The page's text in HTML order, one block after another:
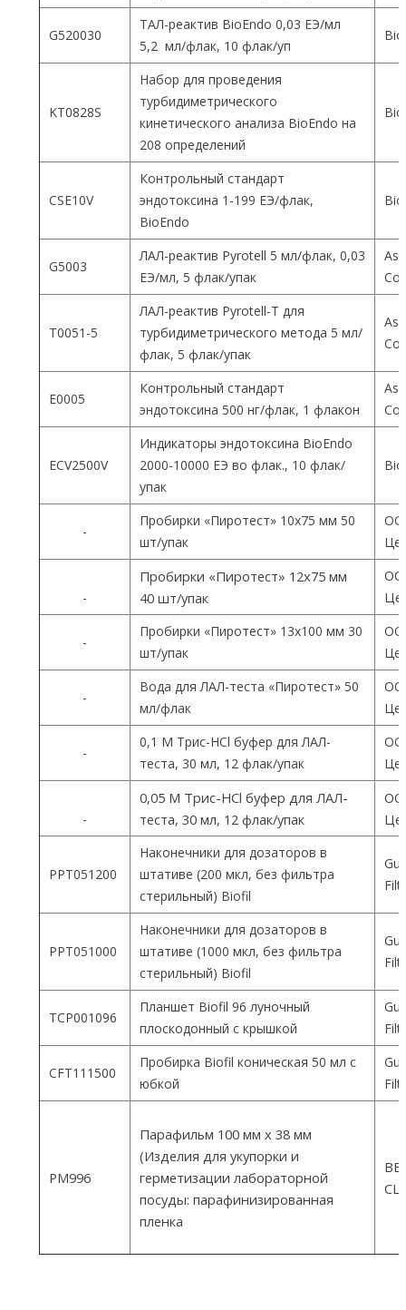
G520030
ТАЛ-реактив BioEndo 0,03 ЕЭ/мл
5,2 мл/флак, 10 флак/уп
KT0828S
Набор для проведения
турбидиметрического
кинетического анализа BioEndo на
208 определений
CSE10V
Контрольный стандарт
эндотоксина 1-199 ЕЭ/флак,
BioEndo
G5003
ЛАЛ-реактив Pyrotell 5 мл/флак, 0,03
ЕЭ/мл, 5 флак/упак
T0051-5
ЛАЛ-реактив Pyrotell-T для
турбидиметрического метода 5 мл/
флак, 5 флак/упак
E0005
Контрольный стандарт
эндотоксина 500 нг/флак, 1 флакон
ECV2500V
Индикаторы эндотоксина BioEndo
2000-10000 ЕЭ во флак., 10 флак/
упак
-
Пробирки «Пиротест» 10х75 мм 50
шт/упак
-
Пробирки «Пиротест» 12х75 мм
40 шт/упак
-
Пробирки «Пиротест» 13х100 мм 30
шт/упак
-
Вода для ЛАЛ-теста «Пиротест» 50
мл/флак
-
0,1 М Трис-HCl буфер для ЛАЛ-
теста, 30 мл, 12 флак/упак
-
0,05 М Трис-HCl буфер для ЛАЛ-
теста, 30 мл, 12 флак/упак
PPT051200
Наконечники для дозаторов в
штативе (200 мкл, без фильтра
стерильный) Biofil
PPT051000
Наконечники для дозаторов в
штативе (1000 мкл, без фильтра
стерильный) Biofil
TCP001096
Планшет Biofil 96 луночный
плоскодонный с крышкой
CFT111500
Пробирка Biofil коническая 50 мл с
юбкой
PM996
Парафильм 100 мм х 38 мм
(Изделия для укупорки и
герметизации лабораторной
посуды: парафинизированная
пленка